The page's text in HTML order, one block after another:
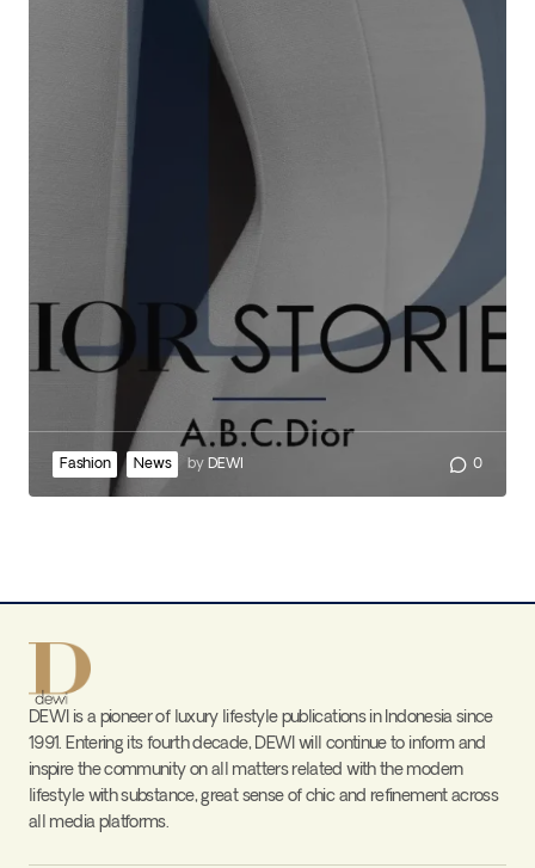
Fashion News by DEWI 0
DEWI is a pioneer of luxury lifestyle publications in Indonesia since
1991. Entering its fourth decade, DEWI will continue to inform and
inspire the community on all matters related with the modern
lifestyle with substance, great sense of chic and refinement across
all media platforms.